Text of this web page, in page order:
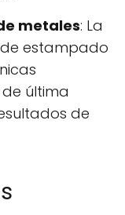
metales: La
estampado
última
de